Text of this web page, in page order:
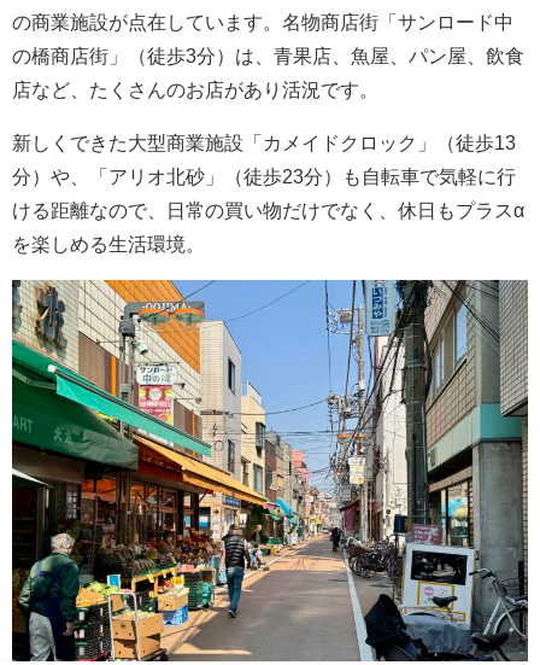
の商業施設が点在しています。名物商店街「サンロード中
の橋商店街」（徒歩3分）は、青果店、魚屋、パン屋、飲食
店など、たくさんのお店があり活況です。
新しくできた大型商業施設「カメイドクロック」（徒歩13
分）や、「アリオ北砂」（徒歩23分）も自転車で気軽に行
ける距離なので、日常の買い物だけでなく、休日もプラスα
を楽しめる生活環境。